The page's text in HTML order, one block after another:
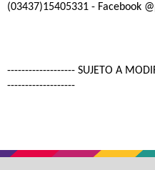
(03437)15405331 - Facebook
------------------- SUJETO A
-------------------